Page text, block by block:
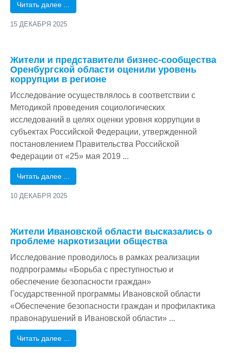
Читать далее ...
15 ДЕКАБРЯ 2025
Жители и представители бизнес-сообщества
Оренбургской области оценили уровень
коррупции в регионе
Исследование осуществлялось в соответствии с
Методикой проведения социологических
исследований в целях оценки уровня коррупции в
субъектах Российской Федерации, утвержденной
постановлением Правительства Российской
Федерации от «25» мая 2019 ...
Читать далее ...
10 ДЕКАБРЯ 2025
Жители Ивановской области высказались о
проблеме наркотизации общества
Исследование проводилось в рамках реализации
подпрограммы «Борьба с преступностью и
обеспечение безопасности граждан»
Государственной программы Ивановской области
«Обеспечение безопасности граждан и профилактика
правонарушений в Ивановской области» ...
Читать далее ...